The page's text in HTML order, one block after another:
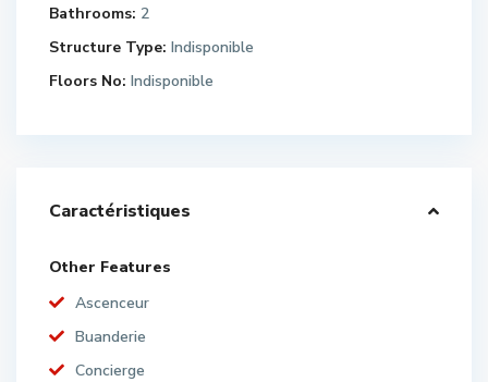
Bathrooms: 2
Structure Type: Indisponible
Floors No: Indisponible
Caractéristiques
Other Features
Ascenceur
Buanderie
Concierge